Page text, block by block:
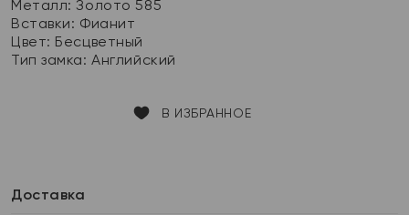
Металл:Золото 585
Вставки: Фианит
Цвет: Бесцветный
Тип замка:Английский
В ИЗБРАННОЕ
Доставка